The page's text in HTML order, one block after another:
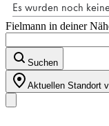
Fielmann in deiner
Suchen
Aktuellen Standort